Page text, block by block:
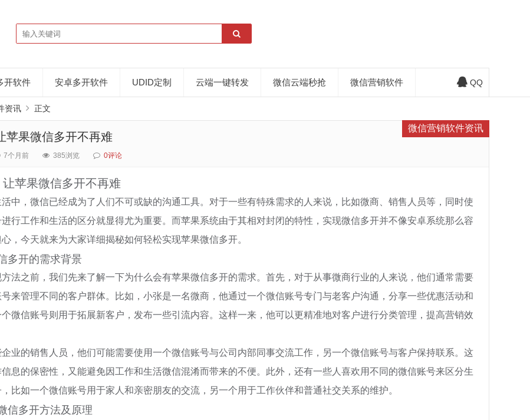
开软件 安卓多开软件 UDID定制 云端一键转发 微信云端秒抢 微信营销软件 QQ
资讯 正文
苹果微信多开不再难
微信营销软件资讯
7个月前 385浏览 0评论
苹果微信多开不再难
中，微信已经成为了人们不可或缺的沟通工具。对于一些有特殊需求的人来说，比如微商、销售人员等，同时使
行工作和生活的区分就显得尤为重要。而苹果系统由于其相对封闭的特性，实现微信多开并不像安卓系统那么容
，今天就来为大家详细揭秘如何轻松实现苹果微信多开。
多开的需求背景
法之前，我们先来了解一下为什么会有苹果微信多开的需求。首先，对于从事微商行业的人来说，他们通常需要
来管理不同的客户群体。比如，小张是一名微商，他通过一个微信账号专门与老客户沟通，分享一些优惠活动和
微信账号则用于拓展新客户，发布一些引流内容。这样一来，他可以更精准地对客户进行分类管理，提高营销效
业的销售人员，他们可能需要使用一个微信账号与公司内部同事交流工作，另一个微信账号与客户保持联系。这
息的保密性，又能避免因工作和生活微信混淆而带来的不便。此外，还有一些人喜欢用不同的微信账号来区分生
比如一个微信账号用于家人和亲密朋友的交流，另一个用于工作伙伴和普通社交关系的维护。
信多开方法及原理